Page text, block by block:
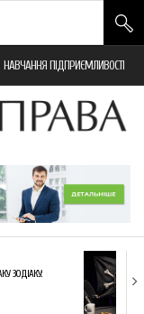
НАВЧАННЯ ПІДПРИЄМЛИВОСТІ
ЗОДІАКУ: